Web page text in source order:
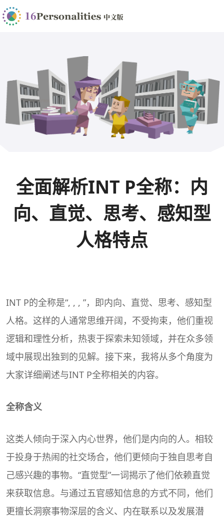
全面解析INT P全称：内
向、直觉、思考、感知型
人格特点
INT P的全称是“, , , ”，即内向、直觉、思考、感知型
人格。这样的人通常思维开阔，不受拘束，他们重视
逻辑和理性分析，热衷于探索未知领域，并在众多领
域中展现出独到的见解。接下来，我将从多个角度为
大家详细阐述与INT P全称相关的内容。
全称含义
这类人倾向于深入内心世界，他们是内向的人。相较
于投身于热闹的社交场合，他们更倾向于独自思考自
己感兴趣的事物。“直觉型”一词揭示了他们依赖直觉
来获取信息。与通过五官感知信息的方式不同，他们
更擅长洞察事物深层的含义、内在联系以及发展潜